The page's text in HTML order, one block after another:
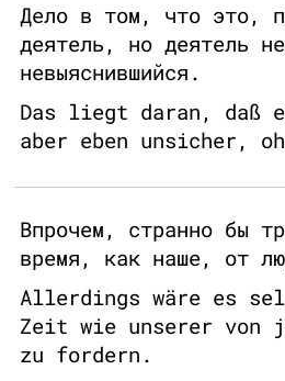
Дело в том, что это,
деятель, но деятель
невыяснившийся.
Das liegt daran, daß
aber eben unsicher,
Впрочем, странно бы
время, как наше, от
Allerdings wäre es
Zeit wie unserer von
zu fordern.